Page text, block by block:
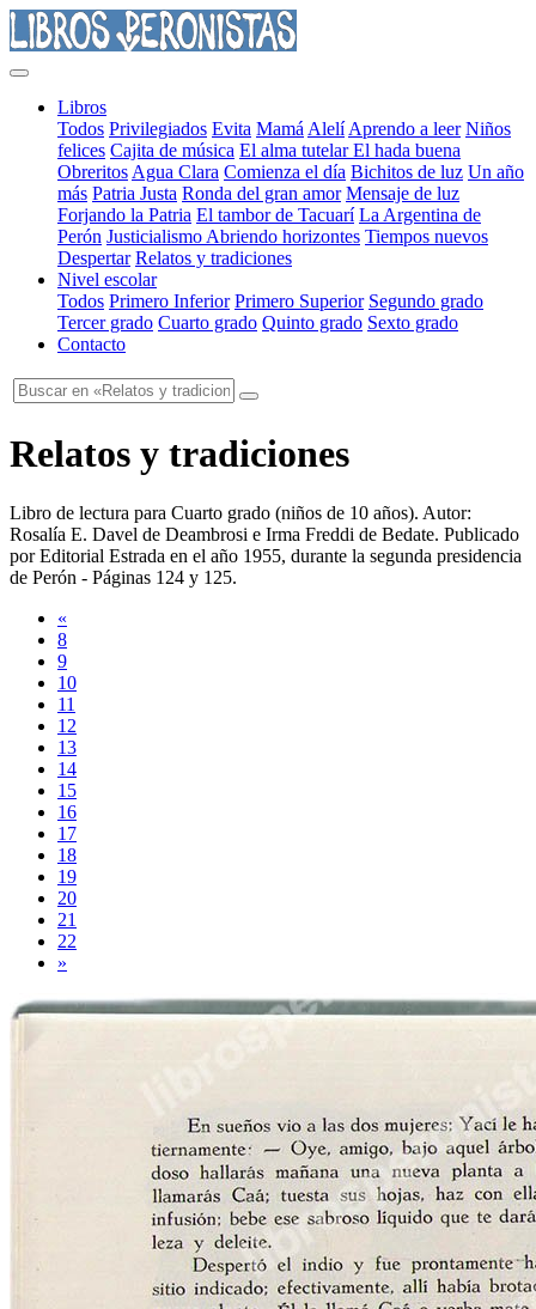
Libros
Todos Privilegiados Evita Mamá Alelí Aprendo a leer Niños
felices Cajita de música El alma tutelarEl hada buena
Obreritos Agua Clara Comienza el día Bichitos de luz Un año
más Patria Justa Ronda del gran amor Mensaje de luz
Forjando la Patria El tambor de Tacuarí La Argentina de
Perón Justicialismo Abriendo horizontes Tiempos nuevos
Despertar Relatos y tradiciones
Nivel escolar
Todos Primero Inferior Primero Superior Segundo grado
Tercer grado Cuarto grado Quinto grado Sexto grado
Contacto
Relatos y tradiciones
Libro de lectura para Cuarto grado (niños de 10 años). Autor:
Rosalía E. Davel de Deambrosi e Irma Freddi de Bedate. Publicado
porEditorial Estrada en el año 1955, durante la segunda presidencia
de Perón - Páginas 124 y 125.
«
8
9
10
11
12
13
14
15
16
17
18
19
20
21
22
»